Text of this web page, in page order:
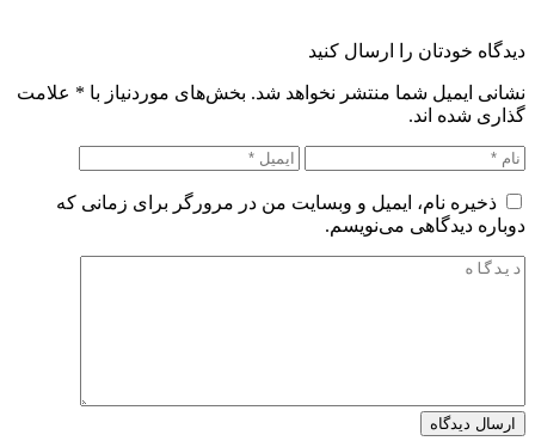
دیدگاه خودتان را ارسال کنید
نشانی ایمیل شما منتشر نخواهد شد. بخش‌های موردنیاز با * علامت
گذاری شده اند.
ذخیره نام، ایمیل و وبسایت من در مرورگر برای زمانی که
دوباره دیدگاهی می‌نویسم.